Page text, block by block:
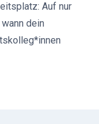
Auf nur
dein